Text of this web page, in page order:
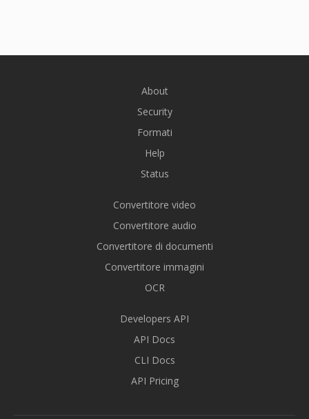
About
Security
Formati
Help
Status
Convertitore video
Convertitore audio
Convertitore di documenti
Convertitore immagini
OCR
Developers API
API Docs
CLI Docs
API Pricing